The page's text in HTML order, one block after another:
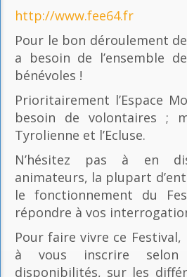
http://www.fee64.fr
Pour le bon déroulement
a besoin de l’ensemble
bénévoles !
Prioritairement l’Espace
besoin de volontaires ;
Tyrolienne et l’Ecluse.
N’hésitez pas à en
animateurs, la plupart
le fonctionnement du
répondre à vos
Pour faire vivre ce
à vous inscrire
disponibilités, sur les